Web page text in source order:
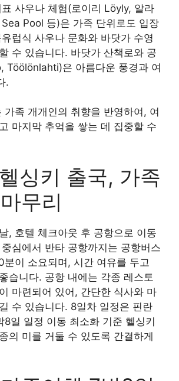
사우나 체험(로이리 Löyly, 알라
Pool 등)은 가족 단위로도 입장
럽식 사우나 문화와 바닷가 수영
수 있습니다. 바닷가 산책로와 공
Töölönlahti)은 아름다운 풍경과 여
.
가족 개개인의 취향을 반영하여, 여
마지막 추억을 쌓는 데 집중할 수
싱키 출국, 가족
무리
, 호텔 체크아웃 후 공항으로 이동
심에서 반타 공항까지는 공항버스
이 소요되며, 시간 여유를 두고
습니다. 공항 내에는 각종 레스토
마련되어 있어, 간단한 식사와 마
수 있습니다. 8일차 일정은 핀란
8일 일정 이동 최소화 기준 헬싱키
의 미를 거둘 수 있도록 간결하게